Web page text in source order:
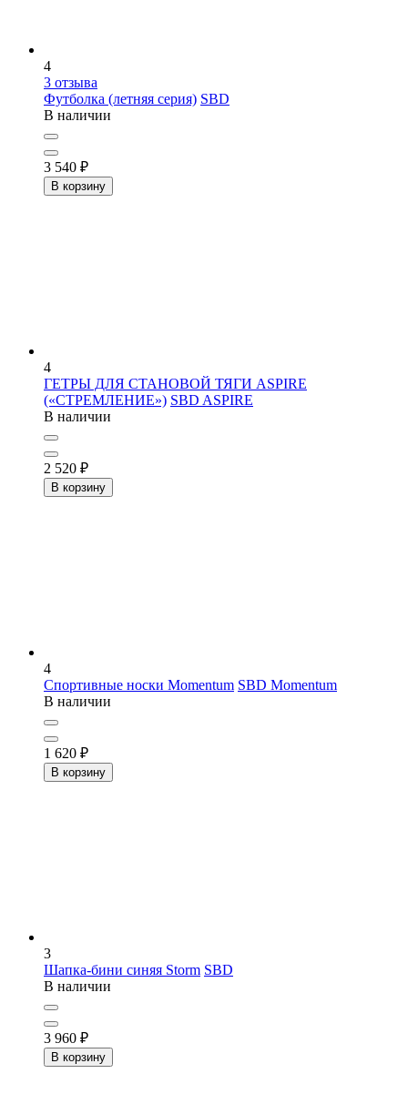
4
3 отзыва
Футболка (летняя серия) SBD
В наличии
3 540 ₽
В корзину
4
ГЕТРЫ ДЛЯ СТАНОВОЙ ТЯГИ ASPIRE
(«СТРЕМЛЕНИЕ») SBD ASPIRE
В наличии
2 520 ₽
В корзину
4
Спортивные носки Momentum SBD Momentum
В наличии
1 620 ₽
В корзину
3
Шапка-бини синяя Storm SBD
В наличии
3 960 ₽
В корзину